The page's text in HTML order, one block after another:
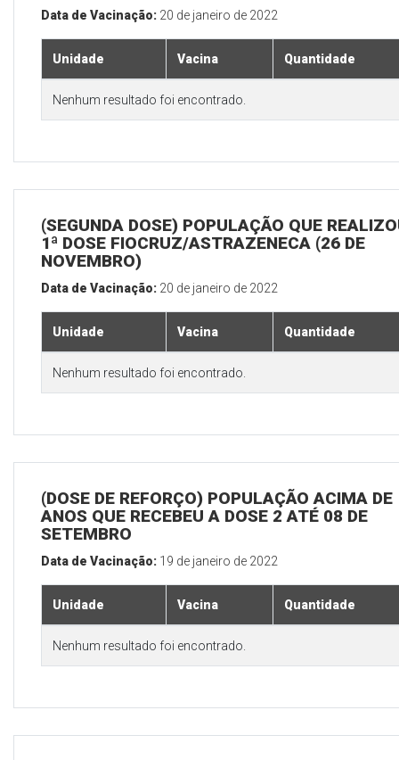
Data de Vacinação: 20 de janeiro de 2022
Unidade Vacina Quantidade
Nenhum resultado foi encontrado.
(SEGUNDA DOSE) POPULAÇÃO QUE
1ª DOSE FIOCRUZ/ASTRAZENECA (26 DE
NOVEMBRO)
Data de Vacinação: 20 de janeiro de 2022
Unidade Vacina Quantidade
Nenhum resultado foi encontrado.
(DOSE DE REFORÇO) POPULAÇÃO ACIMA DE
ANOS QUE RECEBEU A DOSE 2 ATÉ 08 DE
SETEMBRO
Data de Vacinação: 19 de janeiro de 2022
Unidade Vacina Quantidade
Nenhum resultado foi encontrado.